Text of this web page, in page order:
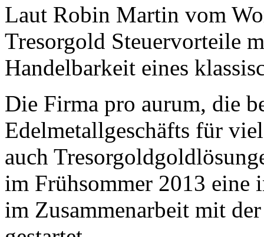
Laut Robin Martin vom
Tresorgold Steuervorteile
Handelbarkeit eines
Die Firma pro aurum, die
Edelmetallgeschäfts für
auch
im Frühsommer 2013
im Zusammenarbeit mit